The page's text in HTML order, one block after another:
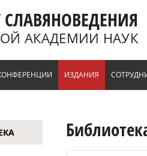
СЛАВЯНОВЕДЕНИЯ
АКАДЕМИИ НАУК
ИЗДАНИЯ